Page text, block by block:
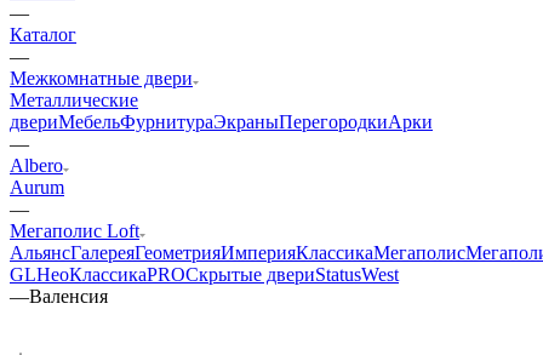
—
Каталог
—
Межкомнатные двери
Металлические
двериМебельФурнитураЭкраныПерегородкиАрки
—
Albero
Aurum
—
Мегаполис Loft
АльянсГалереяГеометрияИмперияКлассикаМегаполис
GLНеоКлассикаPROСкрытые двериStatusWest
—Валенсия